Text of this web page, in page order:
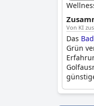
Von KI
Das
Grün